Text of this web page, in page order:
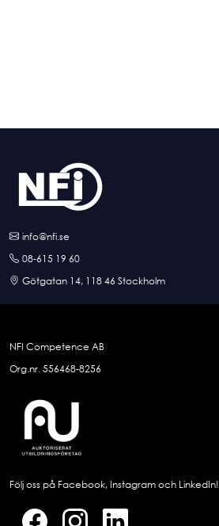
info@nfi.se
08-615 19 60
Götgatan 14, 118 46 Stockholm
NFI Competence AB
Org.nr. 556468-8256
Följ oss på Facebook, Instagram och LinkedIn!